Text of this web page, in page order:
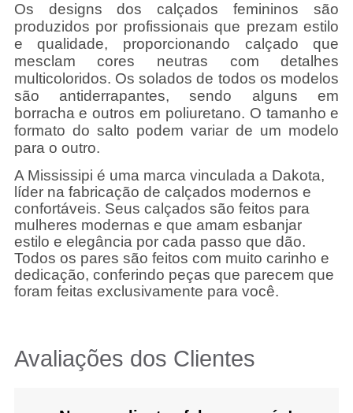
Os designs dos calçados femininos são
produzidos por profissionais que prezam estilo
e qualidade, proporcionando calçado que
mesclam cores neutras com detalhes
multicoloridos. Os solados de todos os modelos
são antiderrapantes, sendo alguns em
borracha e outros em poliuretano. O tamanho e
formato do salto podem variar de um modelo
para o outro.
A Mississipi é uma marca vinculada a Dakota,
líder na fabricação de calçados modernos e
confortáveis. Seus calçados são feitos para
mulheres modernas e que amam esbanjar
estilo e elegância por cada passo que dão.
Todos os pares são feitos com muito carinho e
dedicação, conferindo peças que parecem que
foram feitas exclusivamente para você.
Avaliações dos Clientes